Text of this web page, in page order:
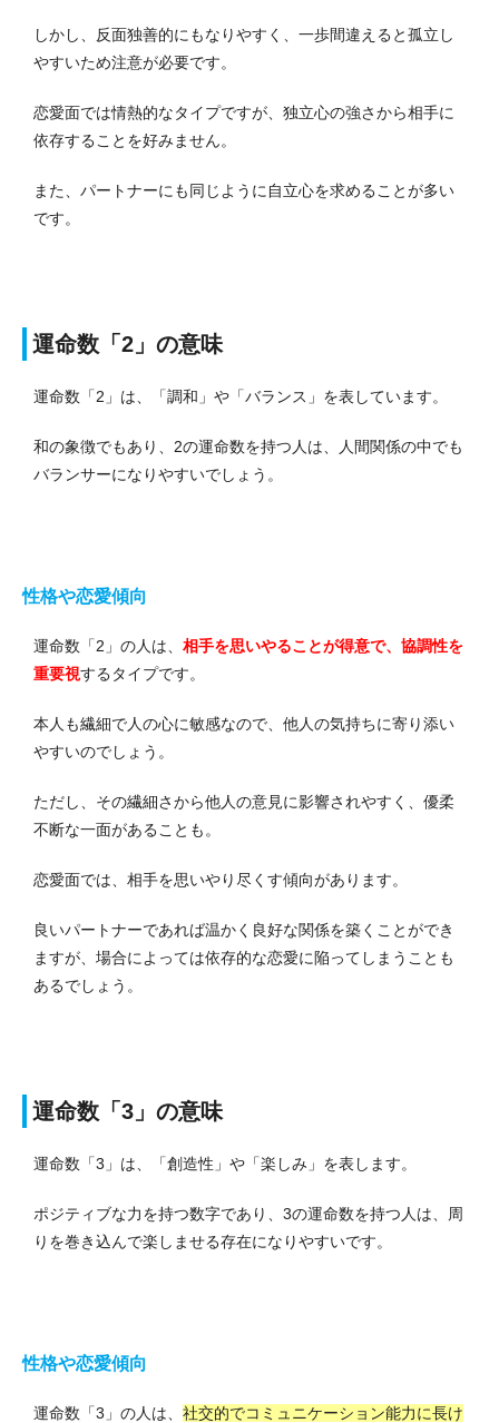
しかし、反面独善的にもなりやすく、一歩間違えると孤立し
やすいため注意が必要です。
恋愛面では情熱的なタイプですが、独立心の強さから相手に
依存することを好みません。
また、パートナーにも同じように自立心を求めることが多い
です。
運命数「2」の意味
運命数「2」は、「調和」や「バランス」を表しています。
和の象徴でもあり、2の運命数を持つ人は、人間関係の中でも
バランサーになりやすいでしょう。
性格や恋愛傾向
運命数「2」の人は、 相手を思いやることが得意で、協調性を
重要視するタイプです。
本人も繊細で人の心に敏感なので、他人の気持ちに寄り添い
やすいのでしょう。
ただし、その繊細さから他人の意見に影響されやすく、優柔
不断な一面があることも。
恋愛面では、相手を思いやり尽くす傾向があります。
良いパートナーであれば温かく良好な関係を築くことができ
ますが、場合によっては依存的な恋愛に陥ってしまうことも
あるでしょう。
運命数「3」の意味
運命数「3」は、「創造性」や「楽しみ」を表します。
ポジティブな力を持つ数字であり、3の運命数を持つ人は、周
りを巻き込んで楽しませる存在になりやすいです。
性格や恋愛傾向
運命数「3」の人は、 社交的でコミュニケーション能力に長け